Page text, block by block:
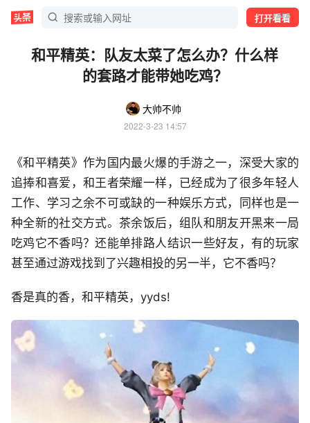
打开看看
和平精英：队友太菜了怎么办？什么样
的套路才能带她吃鸡？
大帅不帅
2022-3-23 14:57
《和平精英》作为国内最火爆的手游之一，深受大家的
追捧和喜爱，和王者荣耀一样，已经成为了很多年轻人
工作、学习之余不可或缺的一种娱乐方式，同样也是一
种全新的社交方式。茶余饭后，组队和朋友开黑来一局
吃鸡它不香吗？还能单排路人结识一些好友，有的玩家
甚至通过游戏找到了兴趣相投的另一半，它不香吗？
香是真的香，和平精英，yyds!